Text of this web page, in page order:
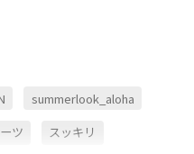
summerlook_aloha
ツ スッキリ